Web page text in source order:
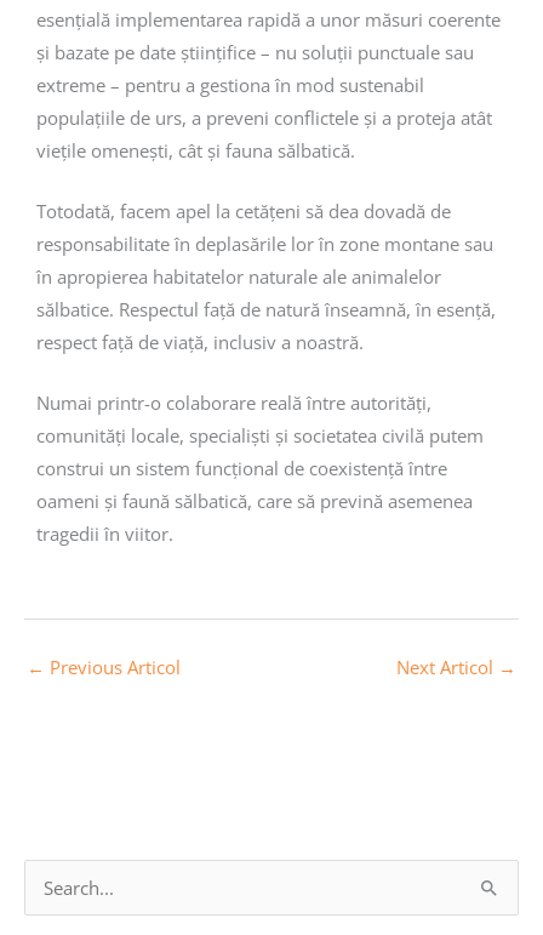
esențială implementarea rapidă a unor măsuri coerente
și bazate pe date științifice – nu soluții punctuale sau
extreme – pentru a gestiona în mod sustenabil
populațiile de urs, a preveni conflictele și a proteja atât
viețile omenești, cât și fauna sălbatică.
Totodată, facem apel la cetățeni să dea dovadă de
responsabilitate în deplasările lor în zone montane sau
în apropierea habitatelor naturale ale animalelor
sălbatice. Respectul față de natură înseamnă, în esență,
respect față de viață, inclusiv a noastră.
Numai printr-o colaborare reală între autorități,
comunități locale, specialiști și societatea civilă putem
construi un sistem funcțional de coexistență între
oameni și faună sălbatică, care să prevină asemenea
tragedii în viitor.
← Previous Articol Next Articol →
r